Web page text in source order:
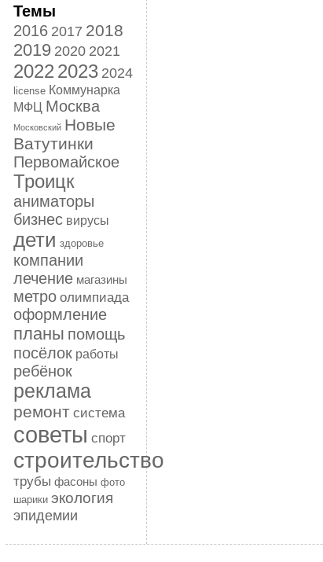
Темы
2016 2017 2018
2019 2020 2021
2022 2023 2024
license Коммунарка
МФЦ Москва
Московский Новые
Ватутинки
Первомайское
Троицк
аниматоры
бизнес вирусы
дети здоровье
компании
лечение магазины
метро олимпиада
оформление
планы помощь
посёлок работы
ребёнок
реклама
ремонт система
советы спорт
строительство
трубы фасоны фото
шарики экология
эпидемии